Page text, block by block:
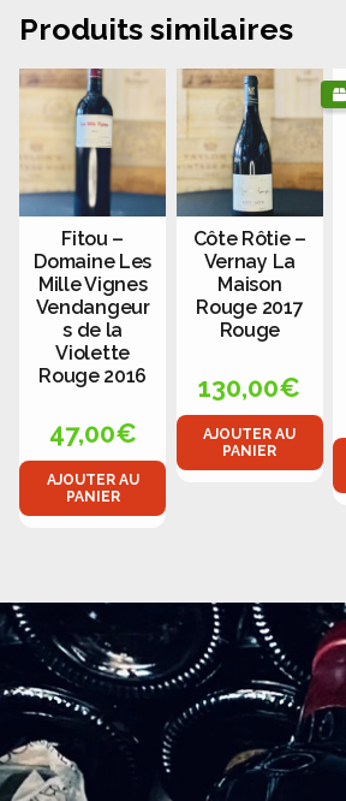
Produits similaires
Fitou –
Domaine Les
Mille Vignes
Vendangeur
s de la
Violette
Rouge 2016
47,00€
AJOUTER AU
PANIER
Côte Rôtie –
Vernay La
Maison
Rouge 2017
Rouge
130,00€
AJOUTER AU
PANIER